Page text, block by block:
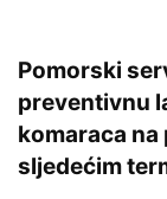
Pomorski
preventivnu
komaraca
sljedećim